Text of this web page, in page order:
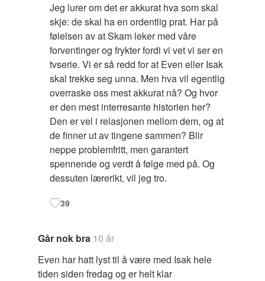
Jeg lurer om det er akkurat hva som skal
skje: de skal ha en ordentlig prat. Har på
følelsen av at Skam leker med våre
forventinger og frykter fordi vi vet vi ser en
tvserie. Vi er så redd for at Even eller Isak
skal trekke seg unna. Men hva vil egentlig
overraske oss mest akkurat nå? Og hvor
er den mest interresante historien her?
Den er vel i relasjonen mellom dem, og at
de finner ut av tingene sammen? Blir
neppe problemfritt, men garantert
spennende og verdt å følge med på. Og
dessuten lærerikt, vil jeg tro.
39
Går nok bra 10 år
Even har hatt lyst til å være med Isak hele
tiden siden fredag og er helt klar